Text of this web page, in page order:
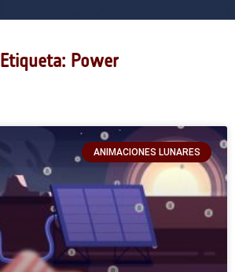
Etiqueta: Power
ANIMACIONES LUNARES